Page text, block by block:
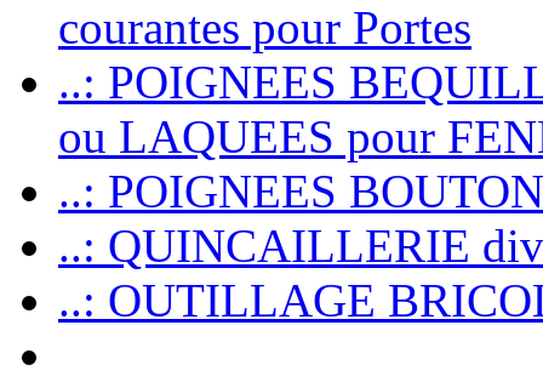
courantes pour Portes
..: POIGNEES
ou LAQUEES pour
..: POIGNEES
..: QUINCAILLERIE
..: OUTILLAGE